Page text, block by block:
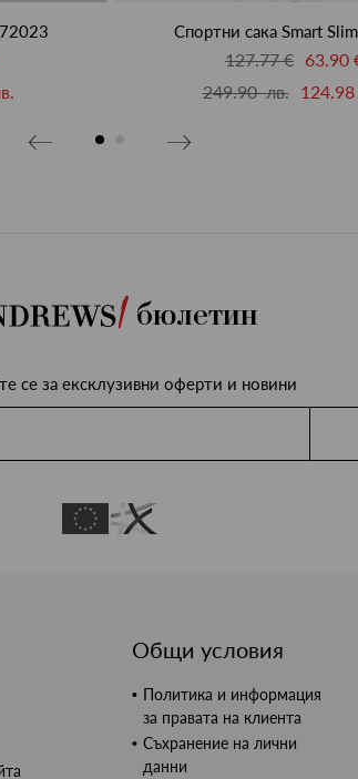
Спортни сака Smart
127.77 € 63.90
249.90 лв.
124.98
бюлетин
се за ексклузивни оферти и новини
Общи условия
Политика и информация
за правата на клиента
Съхранение на лични
данни